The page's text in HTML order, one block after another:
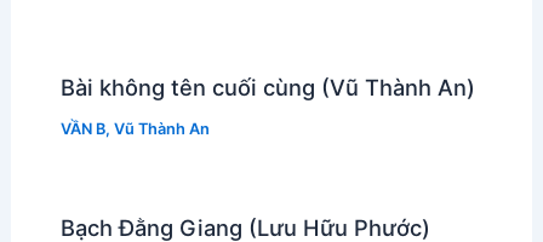
Bài không tên cuối cùng (Vũ Thành An)
VẦN B, Vũ Thành An
Bạch Đằng Giang (Lưu Hữu Phước)